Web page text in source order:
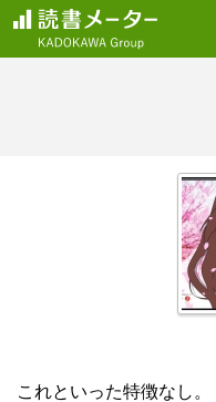
これといった特徴なし。